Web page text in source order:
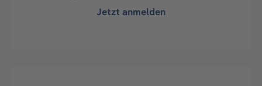
Jetzt anmelden